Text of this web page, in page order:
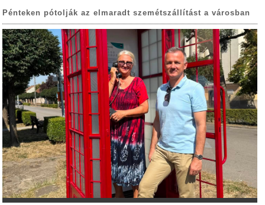
Pénteken pótolják az elmaradt szemétszállítást a városban